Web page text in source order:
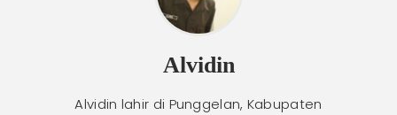
Alvidin
Alvidin lahir di Punggelan, Kabupaten